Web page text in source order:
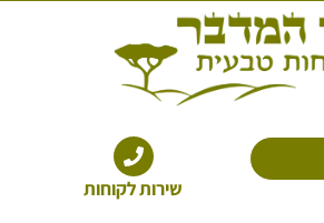
שירות לקוחות